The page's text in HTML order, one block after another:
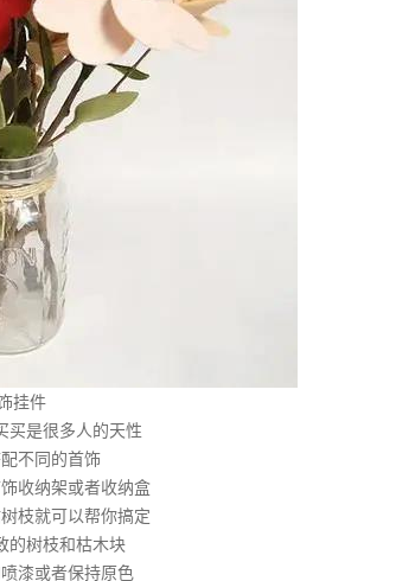
挂件
买是很多人的天性
不同的首饰
收纳架或者收纳盒
枝就可以帮你搞定
的树枝和枯木块
漆或者保持原色